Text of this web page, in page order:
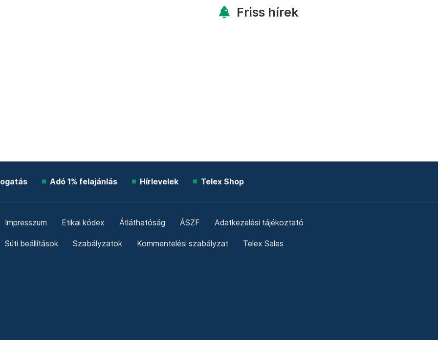
Friss hírek
Adó 1% felajánlás Hírlevelek Telex Shop
Impresszum Etikai kódex Átláthatóság ÁSZF Adatkezelési tájékoztató
Süti beállítások Szabályzatok Kommentelési szabályzat Telex Sales